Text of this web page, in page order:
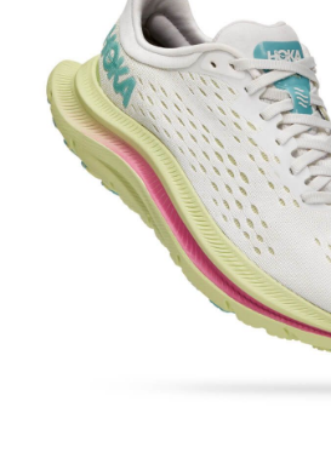
Disc-golfi kettad
Algajakomplektid